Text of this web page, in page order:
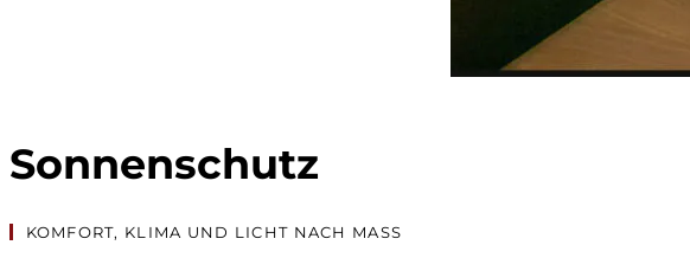
Sonnenschutz
KOMFORT, KLIMA UND LICHT NACH MASS